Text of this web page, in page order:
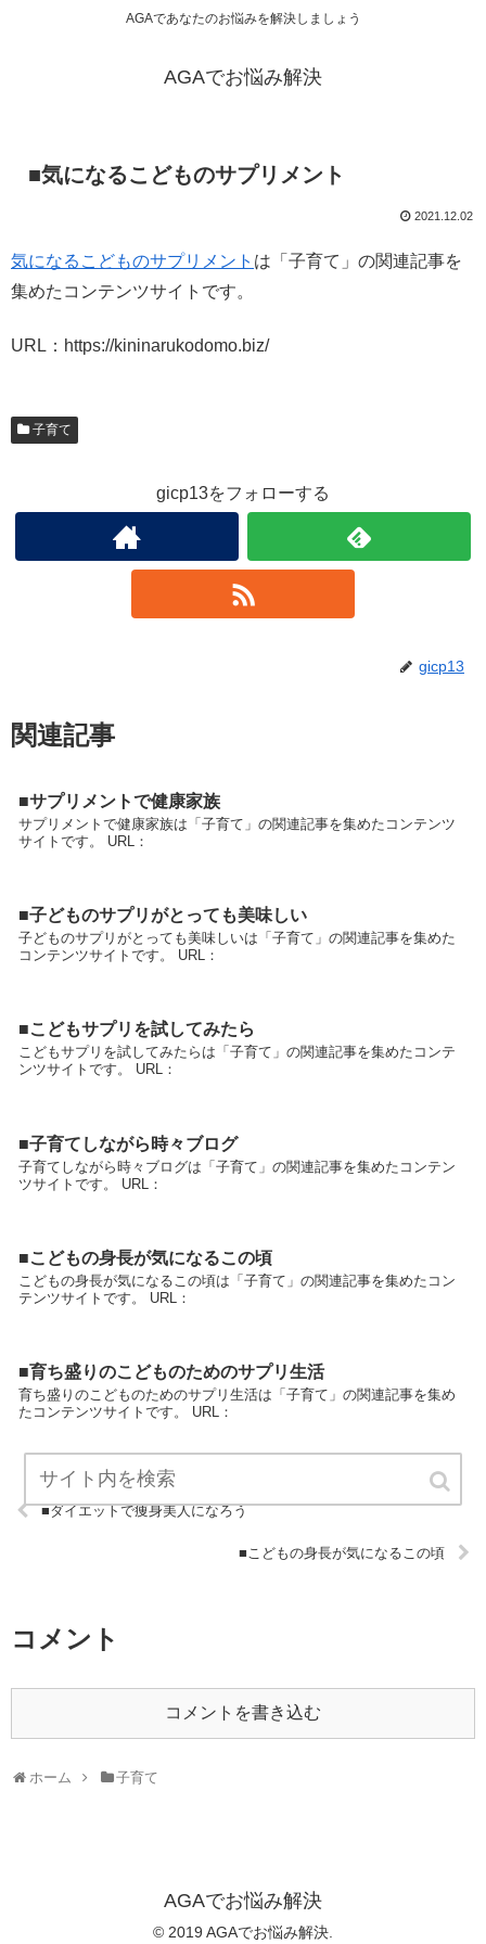
AGAであなたのお悩みを解決しましょう
AGAでお悩み解決
■気になるこどものサプリメント
2021.12.02
気になるこどものサプリメント は「子育て」の関連記事を
集めたコンテンツサイトです。
URL：https://kininarukodomo.biz/
子育て
gicp13をフォローする
gicp13
関連記事
■サプリメントで健康家族
サプリメントで健康家族は「子育て」の関連記事を集めたコンテンツ
サイトです。 URL：
■子どものサプリがとっても美味しい
子どものサプリがとっても美味しいは「子育て」の関連記事を集めた
コンテンツサイトです。 URL：
■こどもサプリを試してみたら
こどもサプリを試してみたらは「子育て」の関連記事を集めたコンテ
ンツサイトです。 URL：
■子育てしながら時々ブログ
子育てしながら時々ブログは「子育て」の関連記事を集めたコンテン
ツサイトです。 URL：
■こどもの身長が気になるこの頃
こどもの身長が気になるこの頃は「子育て」の関連記事を集めたコン
テンツサイトです。 URL：
■育ち盛りのこどものためのサプリ生活
育ち盛りのこどものためのサプリ生活は「子育て」の関連記事を集め
たコンテンツサイトです。 URL：
■ダイエットで痩身美人になろう
■こどもの身長が気になるこの頃
コメント
コメントを書き込む
ホーム 子育て
AGAでお悩み解決
© 2019 AGAでお悩み解決.